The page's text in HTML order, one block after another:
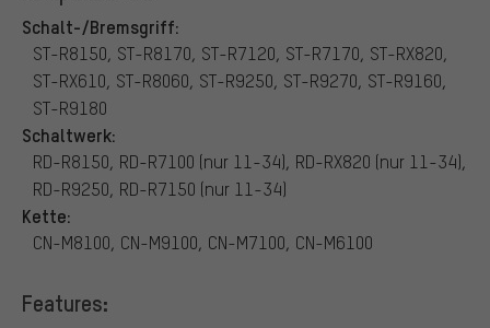
Schalt-/Bremsgriff:
ST-R8150, ST-R8170, ST-R7120, ST-R7170, ST-RX820,
ST-RX610, ST-R8060, ST-R9250, ST-R9270, ST-R9160,
ST-R9180
Schaltwerk:
RD-R8150, RD-R7100 (nur 11-34), RD-RX820 (nur 11-34),
RD-R9250, RD-R7150 (nur 11-34)
Kette:
CN-M8100, CN-M9100, CN-M7100, CN-M6100
Features: